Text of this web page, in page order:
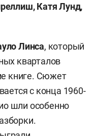
Катя Лунд,
Линса, который
кварталов
книге. Сюжет
с конца 1960-
шли особенно